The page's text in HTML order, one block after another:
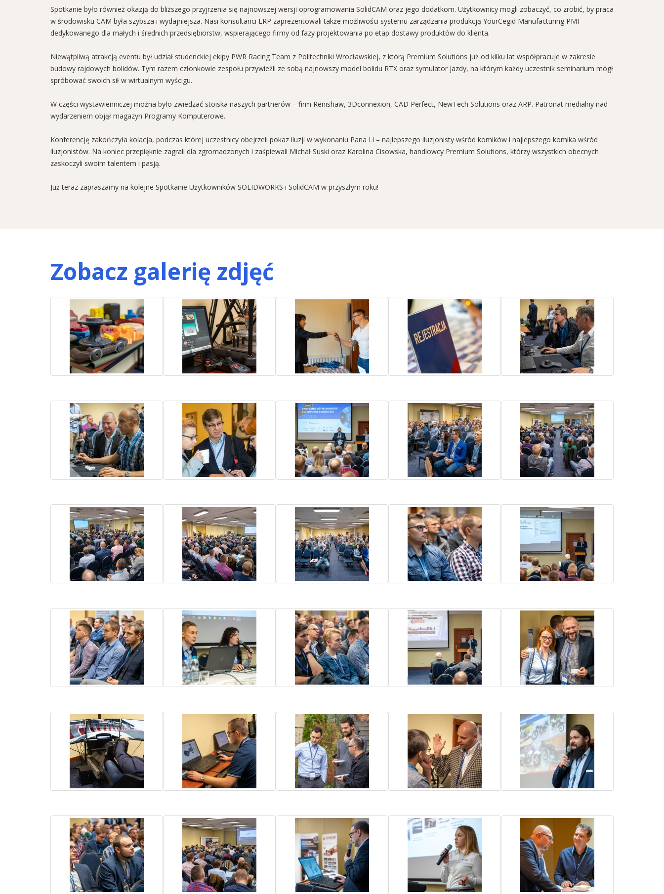
Spotkanie było również okazją do bliższego przyjrzenia się najnowszej wersji oprogramowania SolidCAM oraz jego dodatkom. Użytkownicy mogli zobaczyć, co zrobić, by praca
w środowisku CAM była szybsza i wydajniejsza. Nasi konsultanci ERP zaprezentowali także możliwości systemu zarządzania produkcją YourCegid Manufacturing PMI
dedykowanego dla małych i średnich przedsiębiorstw, wspierającego firmy od fazy projektowania po etap dostawy produktów do klienta.
Niewątpliwą atrakcją eventu był udział studenckiej ekipy PWR Racing Team z Politechniki Wrocławskiej, z którą Premium Solutions już od kilku lat współpracuje w zakresie
budowy rajdowych bolidów. Tym razem członkowie zespołu przywieźli ze sobą najnowszy model bolidu RTX oraz symulator jazdy, na którym każdy uczestnik seminarium mógł
spróbować swoich sił w wirtualnym wyścigu.
W części wystawienniczej można było zwiedzać stoiska naszych partnerów – firm Renishaw, 3Dconnexion, CAD Perfect, NewTech Solutions oraz ARP. Patronat medialny nad
wydarzeniem objął magazyn Programy Komputerowe.
Konferencję zakończyła kolacja, podczas której uczestnicy obejrzeli pokaz iluzji w wykonaniu Pana Li – najlepszego iluzjonisty wśród komików i najlepszego komika wśród
iluzjonistów. Na koniec przepięknie zagrali dla zgromadzonych i zaśpiewali Michał Suski oraz Karolina Cisowska, handlowcy Premium Solutions, którzy wszystkich obecnych
zaskoczyli swoim talentem i pasją.
Już teraz zapraszamy na kolejne Spotkanie Użytkowników SOLIDWORKS i SolidCAM w przyszłym roku!
Zobacz galerię zdjęć